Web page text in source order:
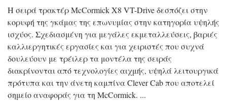
Η σειρά τρακτέρ McCormick X8 VT-Drive δεσπόζει στην
κορυφή της γκάμας της επωνυμίας στην κατηγορία υψηλής
ισχύος. Σχεδιασμένη για μεγάλες εκμεταλλεύσεις, βαριές
καλλιεργητικές εργασίες και για χειριστές που συχνά
δουλεύουν με τρέιλερ τα μοντέλα της σειράς
διακρίνονται από τεχνολογίες αιχμής, υψηλά λειτουργικά
πρότυπα και την άνετη καμπίνα Clever Cab που αποτελεί
σημείο αναφοράς για τη McCormick.